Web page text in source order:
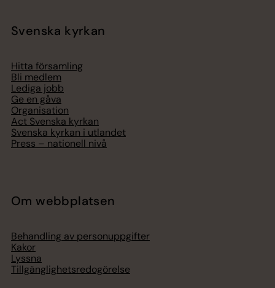
Svenska kyrkan
Hitta församling
Bli medlem
Lediga jobb
Ge en gåva
Organisation
Act Svenska kyrkan
Svenska kyrkan i utlandet
Press – nationell nivå
Om webbplatsen
Behandling av personuppgifter
Kakor
Lyssna
Tillgänglighetsredogörelse